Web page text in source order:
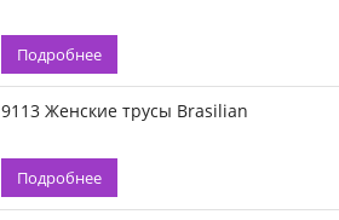
Подробнее
9113 Женские трусы Brasilian
Подробнее